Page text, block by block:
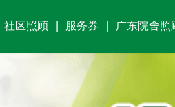
社区照顾 服务券 广东院舍照